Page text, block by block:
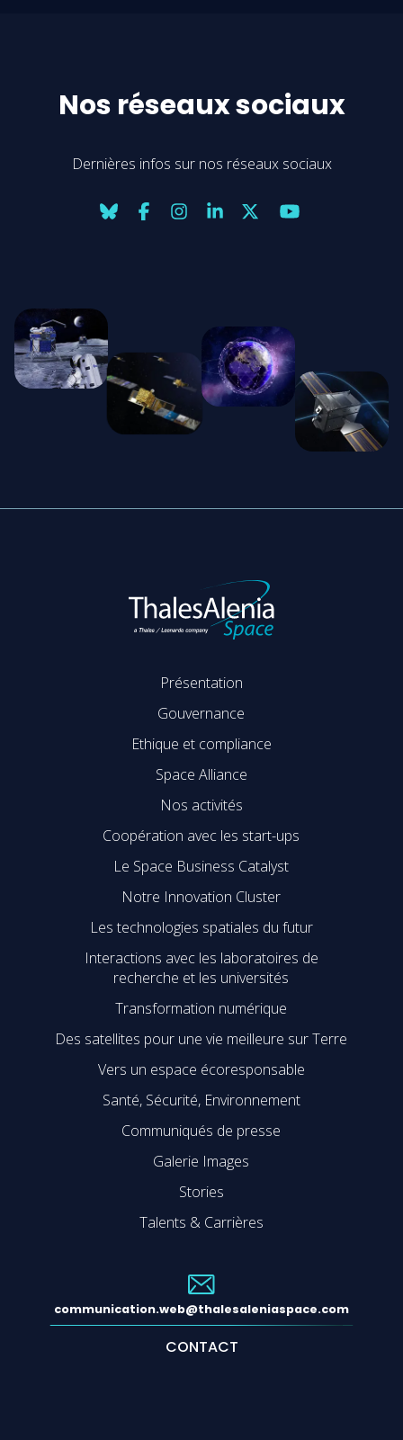
Nos réseaux sociaux
Dernières infos sur nos réseaux sociaux
Présentation
Gouvernance
Ethique et compliance
Space Alliance
Nos activités
Coopération avec les start-ups
Le Space Business Catalyst
Notre Innovation Cluster
Les technologies spatiales du futur
Interactions avec les laboratoires de
recherche et les universités
Transformation numérique
Des satellites pour une vie meilleure sur Terre
Vers un espace écoresponsable
Santé, Sécurité, Environnement
Communiqués de presse
Galerie Images
Stories
Talents & Carrières
communication.web@thalesaleniaspace.com
CONTACT